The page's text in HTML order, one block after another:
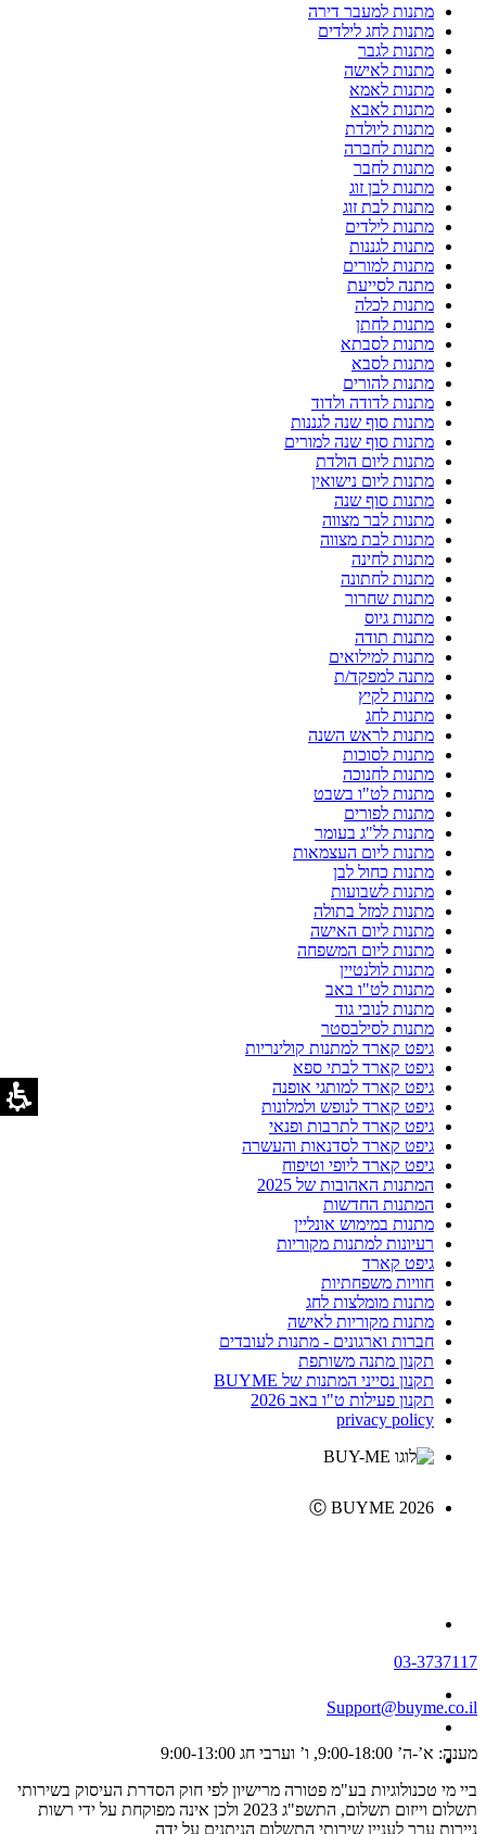
מתנות למעבר דירה
מתנות לחג לילדים
מתנות לגבר
מתנות לאישה
מתנות לאמא
מתנות לאבא
מתנות ליולדת
מתנות לחברה
מתנות לחבר
מתנות לבן זוג
מתנות לבת זוג
מתנות לילדים
מתנות לגננות
מתנות למורים
מתנה לסייעת
מתנות לכלה
מתנות לחתן
מתנות לסבתא
מתנות לסבא
מתנות להורים
מתנות לדודה ולדוד
מתנות סוף שנה לגננות
מתנות סוף שנה למורים
מתנות ליום הולדת
מתנות ליום נישואין
מתנות סוף שנה
מתנות לבר מצווה
מתנות לבת מצווה
מתנות לחינה
מתנות לחתונה
מתנות שחרור
מתנות גיוס
מתנות תודה
מתנות למילואים
מתנה למפקד/ת
מתנות לקיץ
מתנות לחג
מתנות לראש השנה
מתנות לסוכות
מתנות לחנוכה
מתנות לט"ו בשבט
מתנות לפורים
מתנות לל"ג בעומר
מתנות ליום העצמאות
מתנות כחול לבן
מתנות לשבועות
מתנות למזל בתולה
מתנות ליום האישה
מתנות ליום המשפחה
מתנות לולנטיין
מתנות לט"ו באב
מתנות לנובי גוד
מתנות לסילבסטר
גיפט קארד למתנות קולינריות
גיפט קארד לבתי ספא
גיפט קארד למותגי אופנה
גיפט קארד לנופש ולמלונות
גיפט קארד לתרבות ופנאי
גיפט קארד לסדנאות והעשרה
גיפט קארד ליופי וטיפוח
המתנות האהובות של 2025
המתנות החדשות
מתנות במימוש אונליין
רעיונות למתנות מקוריות
גיפט קארד
חוויות משפחתיות
מתנות מומלצות לחג
מתנות מקוריות לאישה
חברות וארגונים - מתנות לעובדים
תקנון מתנה משותפת
תקנון נסייני המתנות של BUYME
תקנון פעילות ט"ו באב 2026
privacy policy
Ⓒ BUYME 2026
03-3737117
Support@buyme.co.il
מענה: א’-ה’ 9:00-18:00, ו’ וערבי חג 9:00-13:00
ביי מי טכנולוגיות בע"מ פטורה מרישיון לפי חוק הסדרת העיסוק בשירותי
תשלום וייזום תשלום, התשפ"ג 2023 ולכן אינה מפוקחת על ידי רשות
ניירות ערך לעניין שירותי התשלום הניתנים על ידה